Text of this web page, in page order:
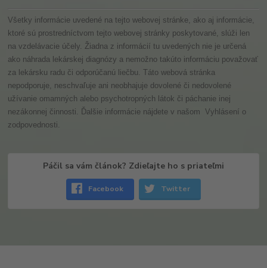
Všetky informácie uvedené na tejto webovej stránke, ako aj informácie,
ktoré sú prostredníctvom tejto webovej stránky poskytované, slúži len
na vzdelávacie účely. Žiadna z informácií tu uvedených nie je určená
ako náhrada lekárskej diagnózy a nemožno takúto informáciu považovať
za lekársku radu či odporúčanú liečbu. Táto webová stránka
nepodporuje, neschvaľuje ani neobhajuje dovolené či nedovolené
užívanie omamných alebo psychotropných látok či páchanie inej
nezákonnej činnosti. Ďalšie informácie nájdete v našom
Vyhlásení o
zodpovednosti.
Páčil sa vám článok? Zdieľajte ho s priateľmi
Facebook Twitter